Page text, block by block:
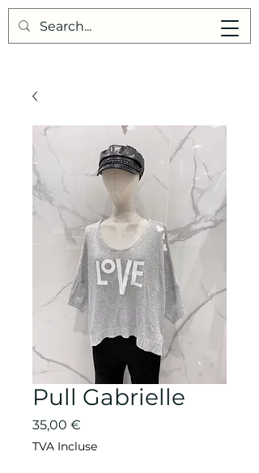
Points de Suture
Pull Gabrielle
35,00 €
TVA Incluse